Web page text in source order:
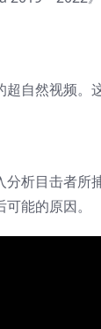
自然视频
析目击者
能的原因。